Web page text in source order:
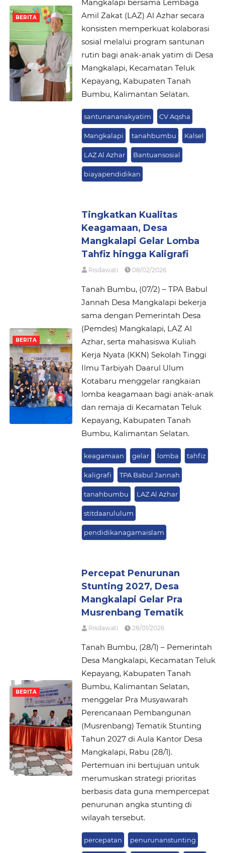
BERITA
Mangkalapi bersama Lembaga
Amil Zakat (LAZ) Al Azhar secara
konsisten memperkuat kolaborasi
sosial melalui program santunan
rutin bagi anak-anak yatim di Desa
Mangkalapi, Kecamatan Teluk
Kepayang, Kabupaten Tanah
Bumbu, Kalimantan Selatan.
santunananakyatim CV Aqsha
Mangkalapi tanahbumbu Kalsel
LAZ Al Azhar Bantuansosial
biayapendidikan
BERITA
Tingkatkan Kualitas
Keagamaan, Desa
Mangkalapi Gelar Lomba
Tahfiz hingga Kaligrafi
Risdawati 08/02/2026
Tanah Bumbu, (07/2) – TPA Babul
Jannah Desa Mangkalapi bekerja
sama dengan Pemerintah Desa
(Pemdes) Mangkalapi, LAZ Al
Azhar, serta mahasiswa Kuliah
Kerja Nyata (KKN) Sekolah Tinggi
Ilmu Tarbiyah Daarul Ulum
Kotabaru menggelar rangkaian
lomba keagamaan bagi anak-anak
dan remaja di Kecamatan Teluk
Kepayang, Kabupaten Tanah
Bumbu, Kalimantan Selatan.
keagamaan gelar lomba tahfiz
kaligrafi TPA Babul Jannah
tanahbumbu LAZ Al Azhar
stitdaarululum
pendidikanagamaislam
BERITA
Percepat Penurunan
Stunting 2027, Desa
Mangkalapi Gelar Pra
Musrenbang Tematik
Risdawati 28/01/2026
Tanah Bumbu, (28/1) – Pemerintah
Desa Mangkalapi, Kecamatan Teluk
Kepayang, Kabupaten Tanah
Bumbu, Kalimantan Selatan,
menggelar Pra Musyawarah
Perencanaan Pembangunan
(Musrenbang) Tematik Stunting
Tahun 2027 di Aula Kantor Desa
Mangkalapi, Rabu (28/1).
Pertemuan ini bertujuan untuk
merumuskan strategi prioritas
berbasis data guna mempercepat
penurunan angka stunting di
wilayah tersebut.
percepatan penurunanstunting